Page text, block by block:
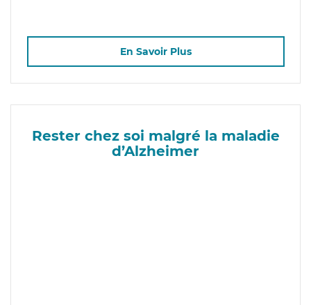
En Savoir Plus
Rester chez soi malgré la maladie
d’Alzheimer